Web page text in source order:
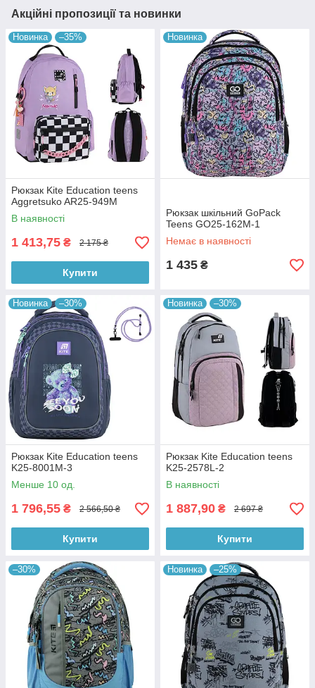
Акційні пропозиції та новинки
Новинка –35%
Рюкзак Kite Education teens
Aggretsuko AR25-949M
В наявності
1 413,75 ₴ 2 175 ₴
Купити
Новинка
Рюкзак шкільний GoPack
Teens GO25-162M-1
Немає в наявності
1 435 ₴
Новинка –30%
Рюкзак Kite Education teens
K25-8001M-3
Менше 10 од.
1 796,55 ₴ 2 566,50 ₴
Купити
Новинка –30%
Рюкзак Kite Education teens
K25-2578L-2
В наявності
1 887,90 ₴ 2 697 ₴
Купити
–30% Новинка –25%